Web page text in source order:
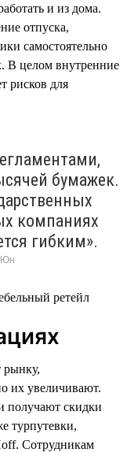
и из дома.
отпуска,
самостоятельно
В целом внутренние
рисков для
бумажек.
компаниях
гибким».
Юн
рынку,
их увеличивают.
получают скидки
турпутевки,
Сотрудникам